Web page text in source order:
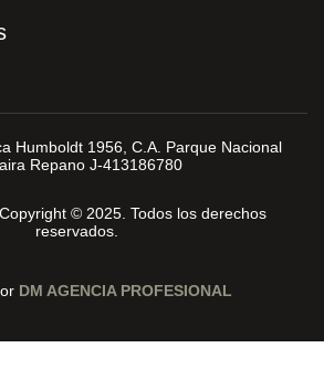
Humboldt 1956, C.A. Parque Nacional
Repano J-413186780
© 2025. Todos los derechos
reservados.
DM AGENCIA PROFESIONAL